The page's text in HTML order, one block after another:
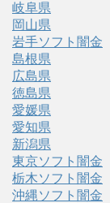
岐阜県
岡山県
岩手ソフト闇金
島根県
広島県
徳島県
愛媛県
愛知県
新潟県
東京ソフト闇金
栃木ソフト闇金
沖縄ソフト闇金